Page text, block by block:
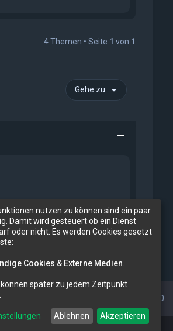
4 Themen • Seite 1 von 1
Gehe zu
UTC+02:00
nutzen zu können sind ein paar
Damit wird gesteuert ob ein Dienst
oder nicht. Es werden Cookies gesetzt
Cookies & Externe Medien
können später zu jedem Zeitpunkt
Ablehnen Akzeptieren